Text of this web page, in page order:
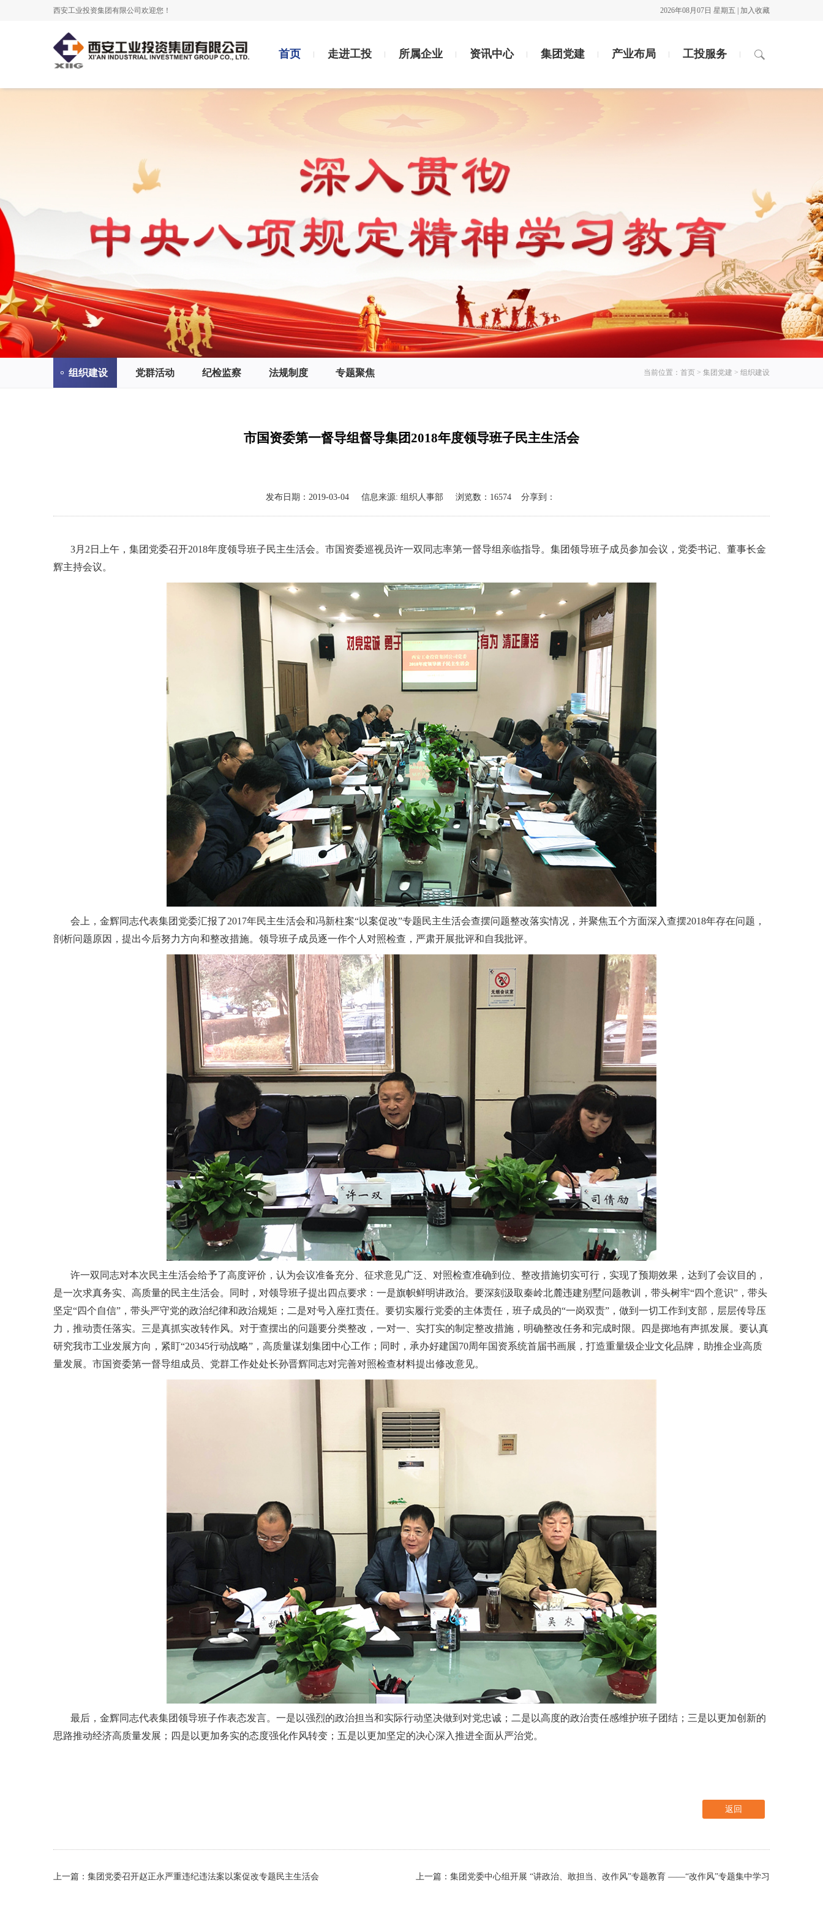
西安工业投资集团有限公司欢迎您！ 2026年08月07日 星期五 | 加入收藏
首页 走进工投 所属企业 资讯中心 集团党建 产业布局 工投服务
组织建设 党群活动 纪检监察 法规制度 专题聚焦 当前位置： 首页 > 集团党建 > 组织建设
市国资委第一督导组督导集团2018年度领导班子民主生活会
发布日期： 2019-03-04信息来源: 组织人事部 浏览数： 16574分享到：
3月2日上午，集团党委召开2018年度领导班子民主生活会。市国资委巡视员许一双同志率第一督导组亲临指导。集团领导班子成员参加会议，党委书记、董事长金
辉主持会议。
会上，金辉同志代表集团党委汇报了2017年民主生活会和冯新柱案“以案促改”专题民主生活会查摆问题整改落实情况，并聚焦五个方面深入查摆2018年存在问题，
剖析问题原因，提出今后努力方向和整改措施。领导班子成员逐一作个人对照检查，严肃开展批评和自我批评。
许一双同志对本次民主生活会给予了高度评价，认为会议准备充分、征求意见广泛、对照检查准确到位、整改措施切实可行，实现了预期效果，达到了会议目的，
是一次求真务实、高质量的民主生活会。同时，对领导班子提出四点要求：一是旗帜鲜明讲政治。要深刻汲取秦岭北麓违建别墅问题教训，带头树牢“四个意识”，带头
坚定“四个自信”，带头严守党的政治纪律和政治规矩；二是对号入座扛责任。要切实履行党委的主体责任，班子成员的“一岗双责”，做到一切工作到支部，层层传导压
力，推动责任落实。三是真抓实改转作风。对于查摆出的问题要分类整改，一对一、实打实的制定整改措施，明确整改任务和完成时限。四是掷地有声抓发展。要认真
研究我市工业发展方向，紧盯“20345行动战略”，高质量谋划集团中心工作；同时，承办好建国70周年国资系统首届书画展，打造重量级企业文化品牌，助推企业高质
量发展。市国资委第一督导组成员、党群工作处处长孙晋辉同志对完善对照检查材料提出修改意见。
最后，金辉同志代表集团领导班子作表态发言。一是以强烈的政治担当和实际行动坚决做到对党忠诚；二是以高度的政治责任感维护班子团结；三是以更加创新的
思路推动经济高质量发展；四是以更加务实的态度强化作风转变；五是以更加坚定的决心深入推进全面从严治党。
返回
上一篇：集团党委召开赵正永严重违纪违法案以案促改专题民主生活会 上一篇：集团党委中心组开展 “讲政治、敢担当、改作风”专题教育 ——“改作风”专题集中学习